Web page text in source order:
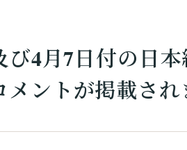
4月7日付の日
ントが掲載され